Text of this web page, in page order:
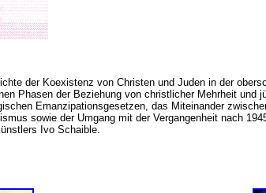
der Koexistenz von Christen und Juden in der
Phasen der Beziehung von christlicher Mehrheit und
Emanzipationsgesetzen, das Miteinander
sowie der Umgang mit der Vergangenheit nach
Künstlers Ivo Schaible.